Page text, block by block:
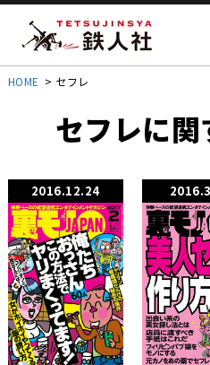
HOME > セフレ
セフレに
2016.12.24